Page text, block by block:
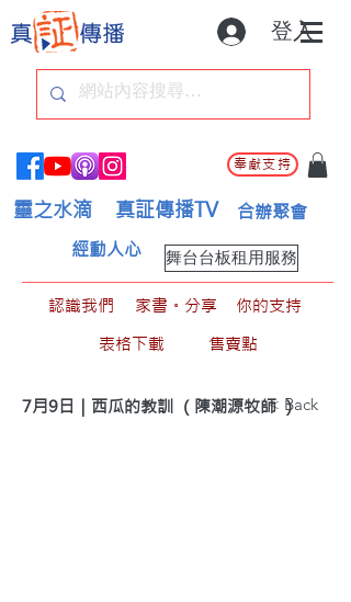
登入
奉獻支持
靈之水滴 真証傳播TV 合辦聚會
舞台台板租用服務
經動人心
認識我們 家書。分享
你的支持
表格下載
售賣點
7月9日｜西瓜的教訓 （陳潮源牧師 ）
< Back